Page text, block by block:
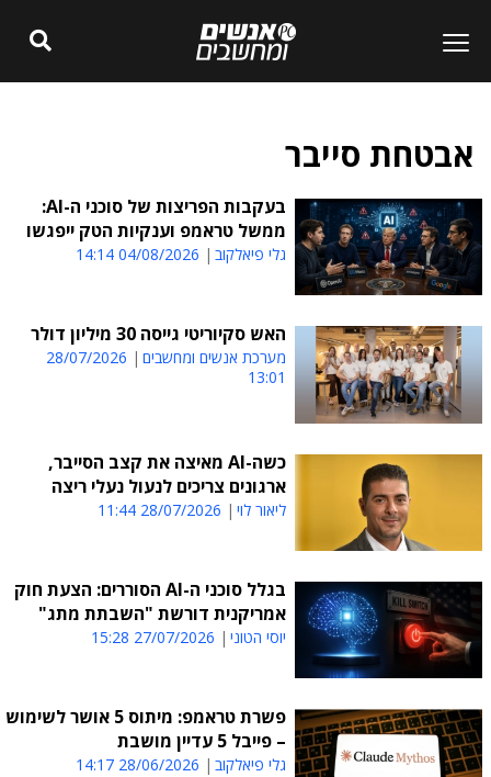
אבטחת סייבר
בעקבות הפריצות של סוכני ה-AI:
ממשל טראמפ וענקיות הטק ייפגשו
גלי פיאלקוב 04/08/2026 14:14
האש סקיוריטי גייסה 30 מיליון דולר
מערכת אנשים ומחשבים
28/07/2026
13:01
כשה-AI מאיצה את קצב הסייבר,
ארגונים צריכים לנעול נעלי ריצה
ליאור לוי 28/07/2026 11:44
בגלל סוכני ה-AI הסוררים: הצעת חוק
אמריקנית דורשת "השבתת מתג"
יוסי הטוני 27/07/2026 15:28
פשרת טראמפ: מיתוס 5 אושר לשימוש
– פייבל 5 עדיין מושבת
גלי פיאלקוב 28/06/2026 14:17